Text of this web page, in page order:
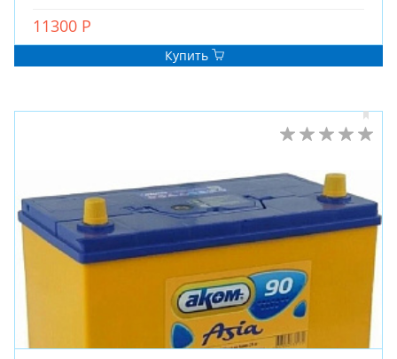
11300 Р
Купить